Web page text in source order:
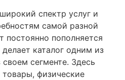
спектр услуг и
самой разной
постоянно пополняется
каталог одним из
сегменте. Здесь
физические